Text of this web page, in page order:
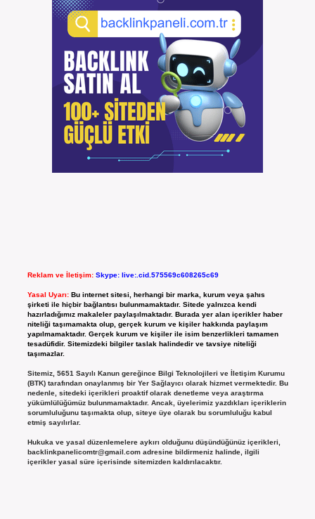
Reklam ve İletişim: Skype: live:.cid.575569c608265c69
Yasal Uyarı: Bu internet sitesi, herhangi bir marka, kurum veya şahıs
şirketi ile hiçbir bağlantısı bulunmamaktadır. Sitede yalnızca kendi
hazırladığımız makaleler paylaşılmaktadır. Burada yer alan içerikler haber
niteliği taşımamakta olup, gerçek kurum ve kişiler hakkında paylaşım
yapılmamaktadır. Gerçek kurum ve kişiler ile isim benzerlikleri tamamen
tesadüfidir. Sitemizdeki bilgiler taslak halindedir ve tavsiye niteliği
taşımazlar.
Sitemiz, 5651 Sayılı Kanun gereğince Bilgi Teknolojileri ve İletişim Kurumu
(BTK) tarafından onaylanmış bir Yer Sağlayıcı olarak hizmet vermektedir. Bu
nedenle, sitedeki içerikleri proaktif olarak denetleme veya araştırma
yükümlülüğümüz bulunmamaktadır. Ancak, üyelerimiz yazdıkları içeriklerin
sorumluluğunu taşımakta olup, siteye üye olarak bu sorumluluğu kabul
etmiş sayılırlar.
Hukuka ve yasal düzenlemelere aykırı olduğunu düşündüğünüz içerikleri,
backlinkpanelicomtr@gmail.comadresine bildirmeniz halinde, ilgili
içerikler yasal süre içerisinde sitemizden kaldırılacaktır.